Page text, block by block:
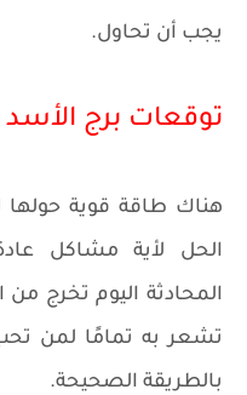
يجب أن تحاول.
توقعات برج
هناك طاقة قوية حولها
الحل لأية مشاكل
المحادثة اليوم تخرج
تشعر به تمامًا لمن
بالطريقة الصحيحة.